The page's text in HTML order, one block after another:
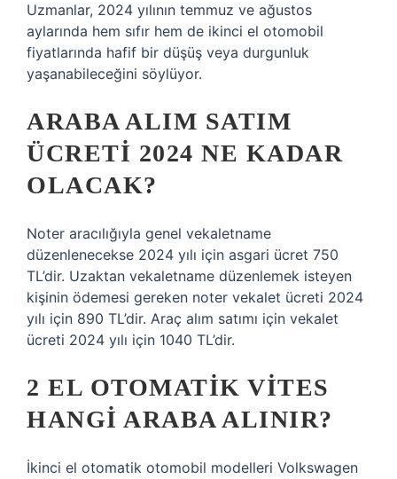
Uzmanlar, 2024 yılının temmuz ve ağustos
aylarında hem sıfır hem de ikinci el otomobil
fiyatlarında hafif bir düşüş veya durgunluk
yaşanabileceğini söylüyor.
ARABA ALIM SATIM
ÜCRETI 2024 NE KADAR
OLACAK?
Noter aracılığıyla genel vekaletname
düzenlenecekse 2024 yılı için asgari ücret 750
TL’dir. Uzaktan vekaletname düzenlemek isteyen
kişinin ödemesi gereken noter vekalet ücreti 2024
yılı için 890 TL’dir. Araç alım satımı için vekalet
ücreti 2024 yılı için 1040 TL’dir.
2 EL OTOMATIK VITES
HANGI ARABA ALINIR?
İkinci el otomatik otomobil modelleri Volkswagen